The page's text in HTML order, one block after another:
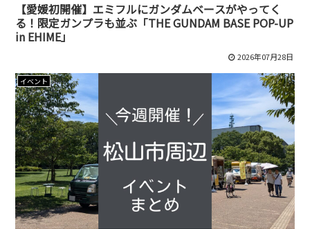
【愛媛初開催】エミフルにガンダムベースがやってく
る！限定ガンプラも並ぶ「THE GUNDAM BASE POP-UP
in EHIME」
2026年07月28日
イベント